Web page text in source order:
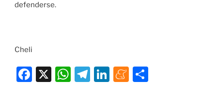
defenderse.
Cheli
F
X
W T
Li M